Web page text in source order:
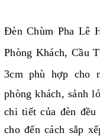
Đèn Chùm Pha Lê
Phòng Khách, Cầu
3cm phù hợp cho
phòng khách, sảnh
chi tiết của đèn
cho đến cách sắp